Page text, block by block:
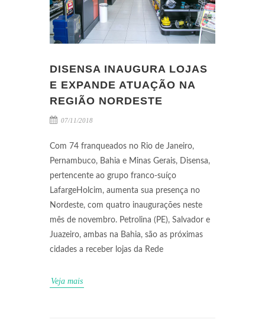
DISENSA INAUGURA LOJAS
E EXPANDE ATUAÇÃO NA
REGIÃO NORDESTE
07/11/2018
Com 74 franqueados no Rio de Janeiro,
Pernambuco, Bahia e Minas Gerais, Disensa,
pertencente ao grupo franco-suíço
LafargeHolcim, aumenta sua presença no
Nordeste, com quatro inaugurações neste
mês de novembro. Petrolina (PE), Salvador e
Juazeiro, ambas na Bahia, são as próximas
cidades a receber lojas da Rede
Veja mais